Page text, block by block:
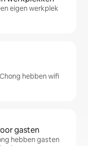
eigen werkplek
hebben wifi
gasten
hebben gasten